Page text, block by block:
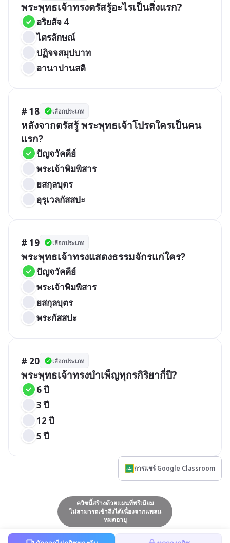
พระพุทธเจ้าทรงตรัสรู้อะไรเป็นสิ่งแรก?
อริยสัจ 4
ไตรลักษณ์
ปฏิจจสมุปบาท
อานาปานสติ
# 18 เลือกประเภท
หลังจากตรัสรู้ พระพุทธเจ้าโปรดใครเป็นคน
แรก?
ปัญจวัคคีย์
พระเจ้าพิมพิสาร
ยสกุลบุตร
อุรุเวลกัสสปะ
# 19 เลือกประเภท
พระพุทธเจ้าทรงแสดงธรรมจักรแก่ใคร?
ปัญจวัคคีย์
พระเจ้าพิมพิสาร
ยสกุลบุตร
พระกัสสปะ
# 20 เลือกประเภท
พระพุทธเจ้าทรงบำเพ็ญทุกรกิริยากี่ปี?
6 ปี
3 ปี
12 ปี
5 ปี
การแชร์ Google Classroom
ควิซนี้สร้างด้วยแผนที่พรีเมียม
ไม่สามารถเข้าถึงได้เนื่องจากแพลน
หมดอายุ